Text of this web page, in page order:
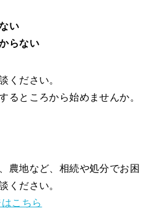
い
らない
ください。
るところから始めませんか。
農地など、相続や処分でお困
ください。
こちら